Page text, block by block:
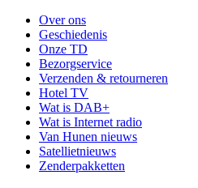
Over ons
Geschiedenis
Onze TD
Bezorgservice
Verzenden & retourneren
Hotel TV
Wat is DAB+
Wat is Internet radio
Van Hunen nieuws
Satellietnieuws
Zenderpakketten